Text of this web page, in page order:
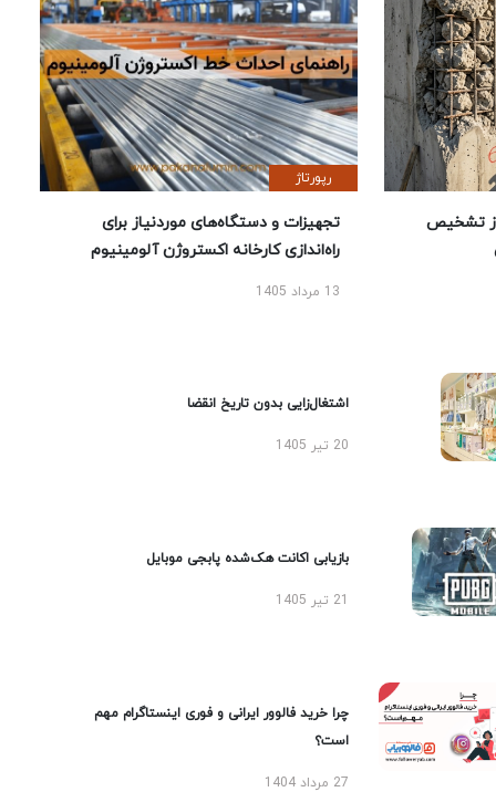
تشخیص
رپورتاژ
تجهیزات و دستگاه‌های موردنیاز برای
راه‌اندازی کارخانه اکستروژن آلومینیوم
13 مرداد 1405
اشتغال‌زایی بدون تاریخ انقضا
20 تیر 1405
بازیابی اکانت هک‌شده پابجی موبایل
چرا خرید فالوور ایرانی و فوری اینستاگرام مهم
است؟
27 مرداد 1404